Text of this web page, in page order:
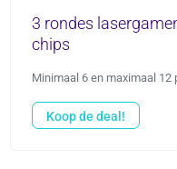
3 rondes
chips
Minimaal 6 en maximaal 12
Koop de deal!